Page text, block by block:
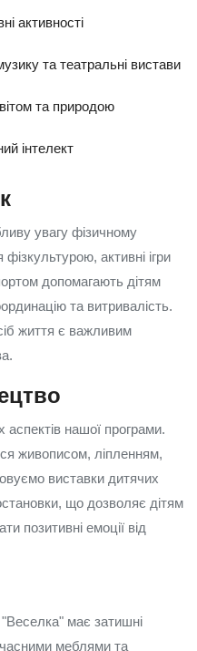
активності
та театральні вистави
та природою
інтелект
увагу фізичному
активні ігри
допомагають дітям
та витривалість.
життя є важливим
нашої програми.
живописом, ліпленням,
виставки дитячих
що дозволяє дітям
позитивні емоції від
має затишні
меблями та